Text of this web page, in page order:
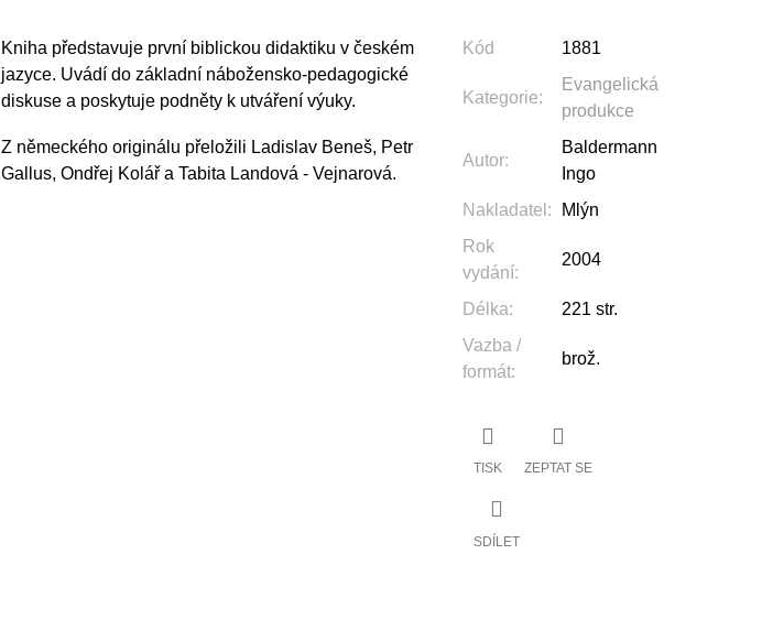
Kniha představuje první biblickou didaktiku v českém
jazyce. Uvádí do základní nábožensko-pedagogické
diskuse a poskytuje podněty k utváření výuky.
Z německého originálu přeložili Ladislav Beneš, Petr
Gallus, Ondřej Kolář a Tabita Landová - Vejnarová.
Kód 1881
Kategorie:
Evangelická
produkce
Autor:
Baldermann
Ingo
Nakladatel :
Mlýn
Rok
vydání:
2004
Délka:
221 str.
Vazba /
formát:
brož.
TISK ZEPTAT SE
SDÍLET